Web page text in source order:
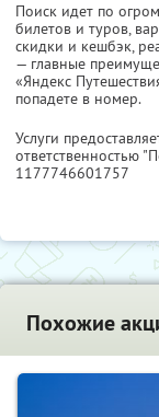
Поиск идет по
билетов и туров,
скидки и кешбэк,
— главные
«Яндекс
попадете в номер.
Услуги
ответственностью
1177746601757
Похожие